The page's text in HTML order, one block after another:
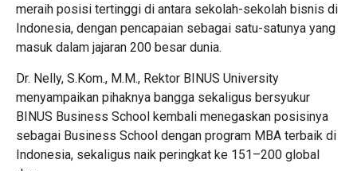
meraih posisi tertinggi di antara sekolah-sekolah bisnis di
Indonesia, dengan pencapaian sebagai satu-satunya yang
masuk dalam jajaran 200 besar dunia.
Dr. Nelly, S.Kom., M.M., Rektor BINUS University
menyampaikan pihaknya bangga sekaligus bersyukur
BINUS Business School kembali menegaskan posisinya
sebagai Business School dengan program MBA terbaik di
Indonesia, sekaligus naik peringkat ke 151–200 global